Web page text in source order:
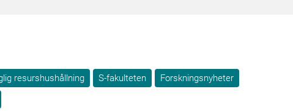
resurshushållning S-fakulteten
Forskningsnyheter